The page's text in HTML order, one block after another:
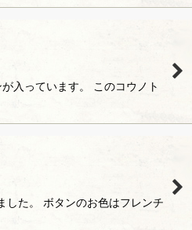
入っています。 このコウノト
した。 ボタンのお色はフレンチ